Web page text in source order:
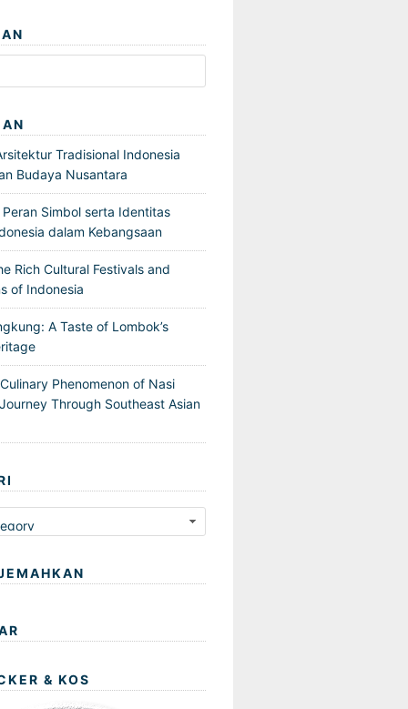
Tradisional Indonesia
Budaya Nusantara
Simbol serta Identitas
dalam Kebangsaan
Rich Cultural Festivals and
of Indonesia
A Taste of Lombok’s
Phenomenon of Nasi
Through Southeast Asian
& KOS